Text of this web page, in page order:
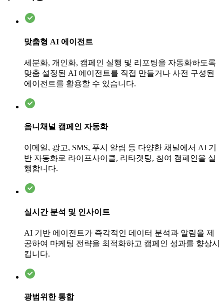
맞춤형 AI 에이전트
세분화, 개인화, 캠페인 실행 및 리포팅을 자동화하도록
맞춤 설정된 AI 에이전트를 직접 만들거나 사전 구성된
에이전트를 활용할 수 있습니다.
옴니채널 캠페인 자동화
이메일, 광고, SMS, 푸시 알림 등 다양한 채널에서 AI 기
반 자동화로 라이프사이클, 리타겟팅, 참여 캠페인을 실
행합니다.
실시간 분석 및 인사이트
AI 기반 에이전트가 즉각적인 데이터 분석과 알림을 제
공하여 마케팅 전략을 최적화하고 캠페인 성과를 향상시
킵니다.
광범위한 통합